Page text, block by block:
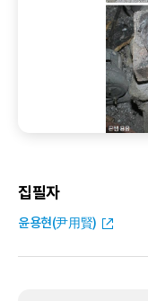
집필자
윤용현(尹用賢)